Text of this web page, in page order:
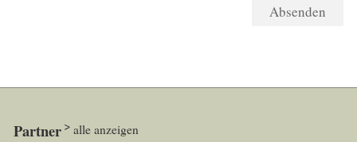
Partner alle anzeigen